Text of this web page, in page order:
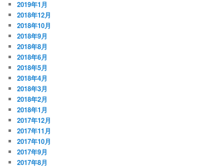
2019年1月
2018年12月
2018年10月
2018年9月
2018年8月
2018年6月
2018年5月
2018年4月
2018年3月
2018年2月
2018年1月
2017年12月
2017年11月
2017年10月
2017年9月
2017年8月